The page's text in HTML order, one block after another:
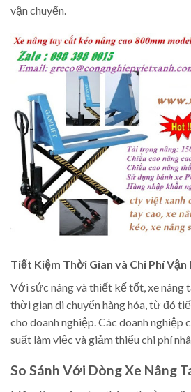
vận chuyển.
Tiết Kiệm Thời Gian và Chi Phí Vận
Với sức nâng và thiết kế tốt, xe nâng
thời gian di chuyển hàng hóa, từ đó
cho doanh nghiệp. Các doanh
suất làm việc và giảm thiểu chi phí
So Sánh Với Dòng Xe Nâng